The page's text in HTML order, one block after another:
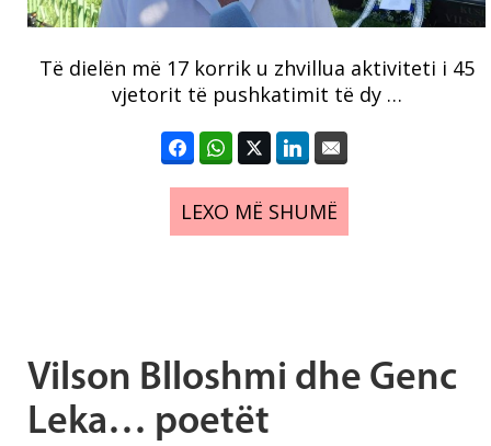
Të dielën më 17 korrik u zhvillua aktiviteti i 45
vjetorit të pushkatimit të dy …
LEXO MË SHUMË
Vilson Blloshmi dhe Genc
Leka… poetët